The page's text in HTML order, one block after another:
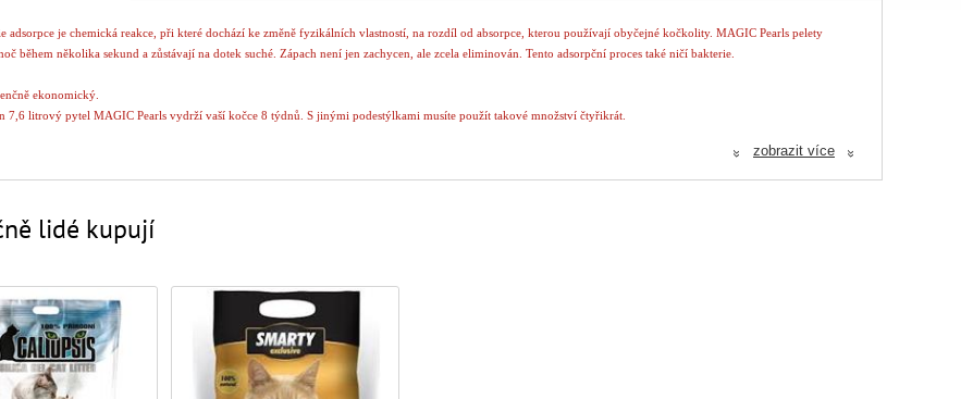
adsorpce je chemická reakce, při které dochází ke změně fyzikálních vlastností, na rozdíl od absorpce, kterou používají obyčejné kočkolity. MAGIC Pearls pelety
během několika sekund a zůstávají na dotek suché. Zápach není jen zachycen, ale zcela eliminován. Tento adsorpční proces také ničí bakterie.
ekonomický.
7,6 litrový pytel MAGIC Pearls vydrží vaší kočce 8 týdnů. S jinými podestýlkami musíte použít takové množství čtyřikrát.
mají speciální velikost, tvar a složení, které neulpívá na srsti kočky a není vynášeno z toalety.
podestýlka kompletně a okamžitě adsorbuje tekutý odpad, zamezuje bujení bakterií a zanechává podestýlku bez zápachu a suchou na dotek. Nebudete mít žádné
jedinečně vytvořené ze silikagelu je pro vás i pro vaši kočku zdravější. Většina podestýlek obsahuje mnoho prachu, který může dráždit oči a nosní sliznici.
přírodní neparfemovaný silikagel.
a neškodný pro životní prostředí.
« zobrazit více «
lidé kupují